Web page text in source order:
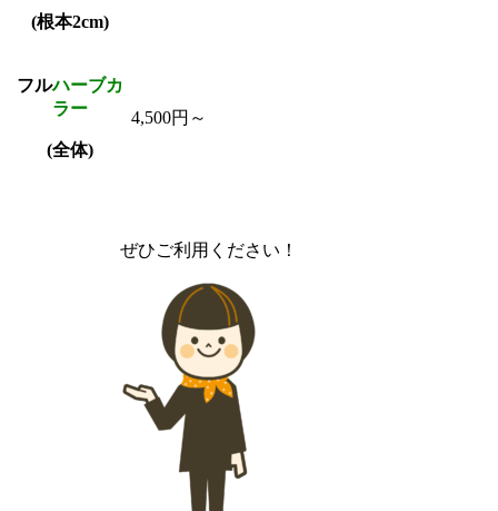
(根本2cm)
フルハーブカ
ラー
(全体)
4,500円～
ぜひご利用ください！